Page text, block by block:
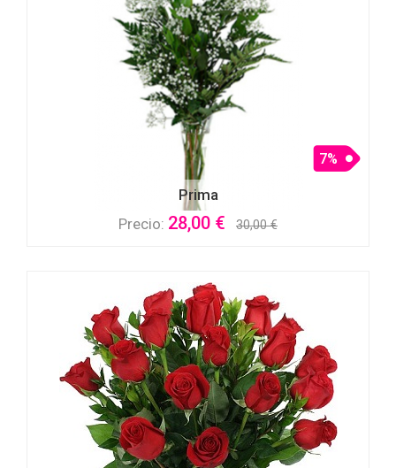
Prima
7%
Precio: 28,00 € 30,00 €